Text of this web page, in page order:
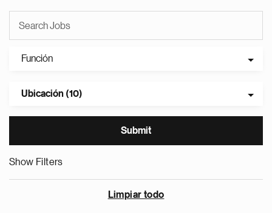
Función
Ubicación (10)
Show Filters
Limpiar todo